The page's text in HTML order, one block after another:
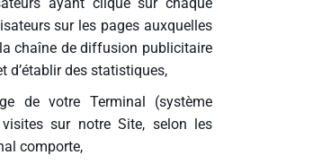
sur les pages auxquelles
chaîne de diffusion publicitaire
d’établir des statistiques,
de votre Terminal (système
sur notre Site, selon les
comporte,